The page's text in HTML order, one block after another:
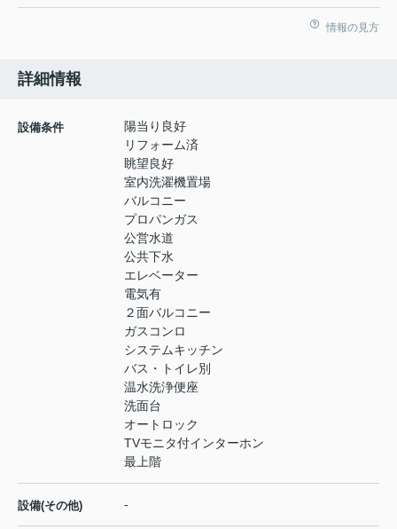
情報の見方
詳細情報
設備条件
陽当り良好
リフォーム済
眺望良好
室内洗濯機置場
バルコニー
プロパンガス
公営水道
公共下水
エレベーター
電気有
２面バルコニー
ガスコンロ
システムキッチン
バス・トイレ別
温水洗浄便座
洗面台
オートロック
TVモニタ付インターホン
最上階
設備(その他) -